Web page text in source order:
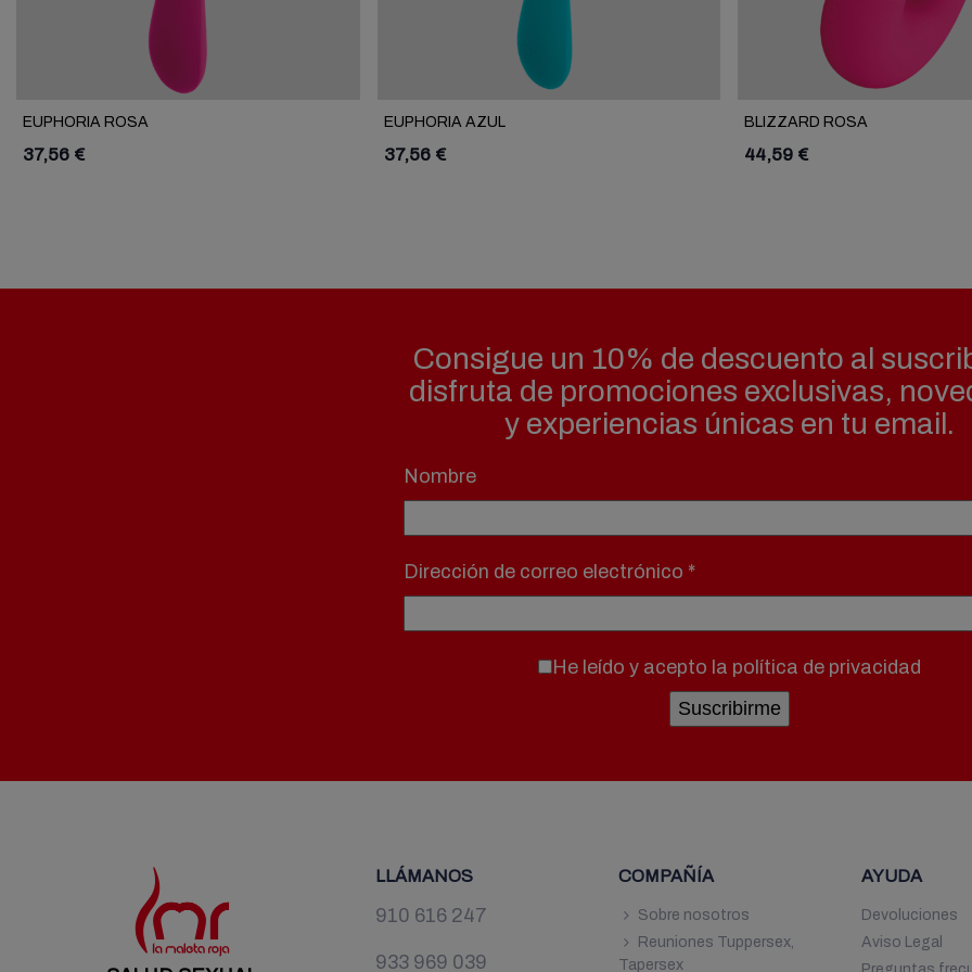
EUPHORIA ROSA
37,56 €
EUPHORIA AZUL
37,56 €
BLIZZARD ROSA
44,59 €
Consigue un 10% de descuento al
disfruta de promociones exclusivas,
y experiencias únicas en tu email.
Nombre
Dirección de correo electrónico *
He leído y acepto la política de privacidad
LLÁMANOS
910 616 247
933 969 039
COMPAÑÍA
Sobre nosotros
Reuniones Tuppersex,
Tapersex
AYUDA
Devoluciones
Aviso Legal